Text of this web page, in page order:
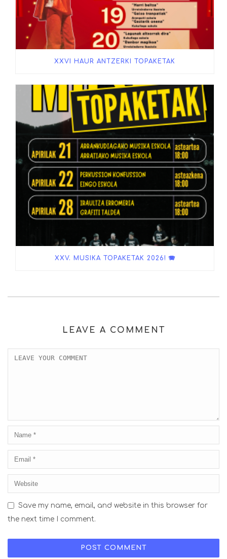
XXVI HAUR ANTZERKI TOPAKETAK
XXV. MUSIKA TOPAKETAK 2026! 🪗
LEAVE A COMMENT
Save my name, email, and website in this browser for
the next time I comment.